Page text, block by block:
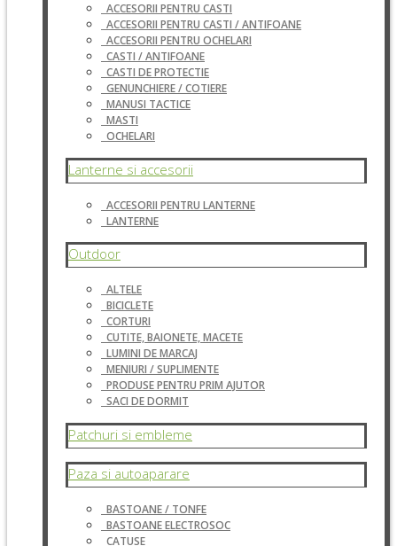
ACCESORII PENTRU CASTI
ACCESORII PENTRU CASTI / ANTIFOANE
ACCESORII PENTRU OCHELARI
CASTI / ANTIFOANE
CASTI DE PROTECTIE
GENUNCHIERE / COTIERE
MANUSI TACTICE
MASTI
OCHELARI
Lanterne si accesorii
ACCESORII PENTRU LANTERNE
LANTERNE
Outdoor
ALTELE
BICICLETE
CORTURI
CUTITE, BAIONETE, MACETE
LUMINI DE MARCAJ
MENIURI / SUPLIMENTE
PRODUSE PENTRU PRIM AJUTOR
SACI DE DORMIT
Patchuri si embleme
Paza si autoaparare
BASTOANE / TONFE
BASTOANE ELECTROSOC
CATUSE